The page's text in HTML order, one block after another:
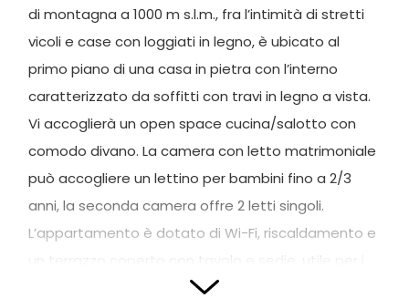
di montagna a 1000 m s.l.m., fra l’intimità di stretti
vicoli e case con loggiati in legno, è ubicato al
primo piano di una casa in pietra con l’interno
caratterizzato da soffitti con travi in legno a vista.
Vi accoglierà un open space cucina/salotto con
comodo divano. La camera con letto matrimoniale
può accogliere un lettino per bambini fino a 2/3
anni, la seconda camera offre 2 letti singoli.
L’appartamento è dotato di Wi-Fi, riscaldamento e
pasti all’aperto. Il parcheggio si trova a meno di 5